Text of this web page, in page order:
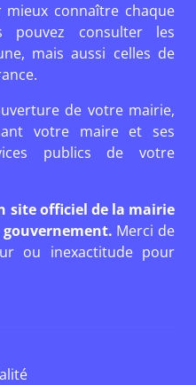
mieux connaître chaque
pouvez consulter les
mais aussi celles de
de votre mairie,
votre maire et ses
publics de votre
site officiel de la mairie
Merci de
ou inexactitude pour